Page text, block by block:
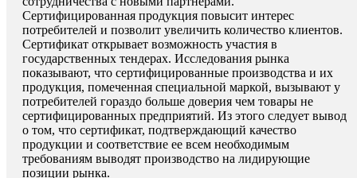
Сертифицированная продукция повысит интерес
потребителей и позволит увеличить количество клиентов.
Сертификат открывает возможность участия в
государственных тендерах. Исследования рынка
показывают, что сертифицированные производства и их
продукция, помеченная специальной маркой, вызывают у
потребителей гораздо больше доверия чем товары не
сертифицированных предприятий. Из этого следует вывод
о том, что сертификат, подтверждающий качество
продукции и соответствие ее всем необходимым
требованиям выводят производство на лидирующие
позиции рынка.